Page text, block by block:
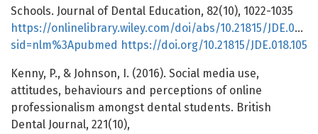
Schools. Journal of Dental Education, 82(10), 1022-1035
https://onlinelibrary.wiley.com/doi/abs/10.21815/
sid=nlm%3Apubmed https://doi.org/10.21815/JDE.018.105
Kenny, P., & Johnson, I. (2016). Social media use,
attitudes, behaviours and perceptions of online
professionalism amongst dental students. British
Dental Journal, 221(10),